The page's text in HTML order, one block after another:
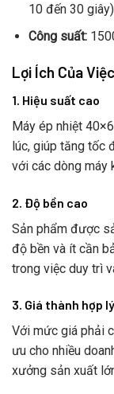
10 đến 30
Công suất:
Lợi Ích Của
1. Hiệu suất cao
Máy ép nhiệt
lúc, giúp tăng tốc
với các dòng máy
2. Độ bền cao
Sản phẩm được
độ bền và ít cần
trong việc duy trì
3. Giá thành hợp lý
Với mức giá phải
ưu cho nhiều
xưởng sản xuất